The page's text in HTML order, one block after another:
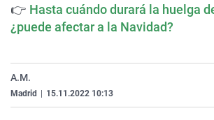
👉 Hasta cuándo durará la huelga
¿puede afectar a la Navidad?
A.M.
Madrid 15.11.2022 10:13